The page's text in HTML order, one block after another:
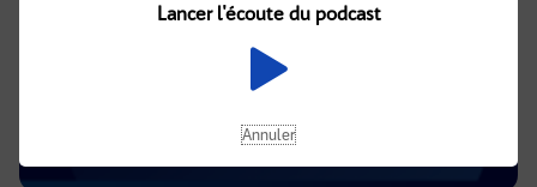
Lancer l'écoute du podcast
Annuler